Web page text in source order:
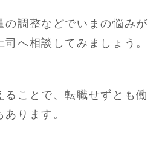
の調整などでいまの悩みが
へ相談してみましょう。
ることで、転職せずとも働
ります。